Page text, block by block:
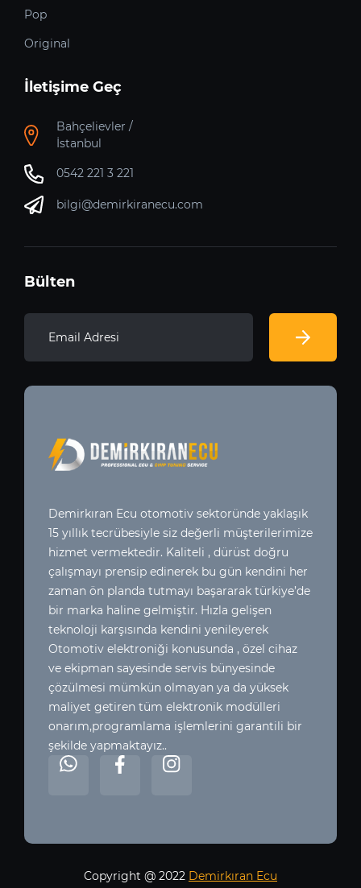
Pop
Original
İletişime Geç
Bahçelievler /
İstanbul
0542 221 3 221
bilgi@demirkiranecu.com
Bülten
Demirkıran Ecu otomotiv sektoründe yaklaşık
15 yıllık tecrübesiyle siz değerli müşterilerimize
hizmet vermektedir. Kaliteli , dürüst doğru
çalışmayı prensip edinerek bu gün kendini her
zaman ön planda tutmayı başararak türkiye’de
bir marka haline gelmiştir. Hızla gelişen
teknoloji karşısında kendini yenileyerek
Otomotiv elektroniği konusunda , özel cihaz
ve ekipman sayesinde servis bünyesinde
çözülmesi mümkün olmayan ya da yüksek
maliyet getiren tüm elektronik modülleri
onarım,programlama işlemlerini garantili bir
şekilde yapmaktayız..
Copyright @ 2022 Demirkıran Ecu